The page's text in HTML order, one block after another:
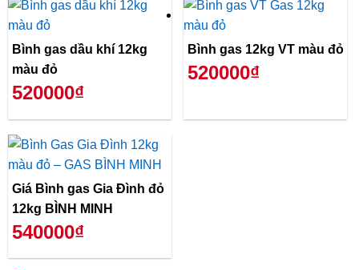
Bình gas dầu khí 12kg
màu đỏ
520000₫
Bình gas 12kg VT màu đỏ
520000₫
Giá Bình gas Gia Đình đỏ
12kg BÌNH MINH
540000₫